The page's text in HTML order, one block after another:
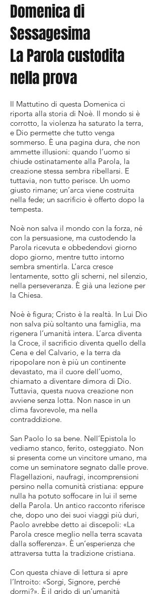
Domenica di
Sessagesima
La Parola custodita
nella prova
Il Mattutino di questa Domenica ci
riporta alla storia di Noè. Il mondo si è
corrotto, la violenza ha saturato la terra,
e Dio permette che tutto venga
sommerso. È una pagina dura, che non
ammette illusioni: quando l’uomo si
chiude ostinatamente alla Parola, la
creazione stessa sembra ribellarsi. E
tuttavia, non tutto perisce. Un uomo
giusto rimane; un’arca viene costruita
nella fede; un sacrificio è offerto dopo la
tempesta.
Noè non salva il mondo con la forza, né
con la persuasione, ma custodendo la
Parola ricevuta e obbedendovi giorno
dopo giorno, mentre tutto intorno
sembra smentirla. L’arca cresce
lentamente, sotto gli scherni, nel silenzio,
nella perseveranza. È già una lezione per
la Chiesa.
Noè è figura; Cristo è la realtà. In Lui Dio
non salva più soltanto una famiglia, ma
rigenera l’umanità intera. L’arca diventa
la Croce, il sacrificio diventa quello della
Cena e del Calvario, e la terra da
ripopolare non è più un continente
devastato, ma il cuore dell’uomo,
chiamato a diventare dimora di Dio.
Tuttavia, questa nuova creazione non
avviene senza lotta. Non nasce in un
clima favorevole, ma nella
contraddizione.
San Paolo lo sa bene. Nell’Epistola lo
vediamo stanco, ferito, osteggiato. Non
si presenta come un vincitore umano, ma
come un seminatore segnato dalle prove.
Flagellazioni, naufragi, incomprensioni
persino nella comunità cristiana: eppure
nulla ha potuto soffocare in lui il seme
della Parola. Un antico racconto riferisce
che, dopo uno dei suoi viaggi più duri,
Paolo avrebbe detto ai discepoli: «La
Parola cresce meglio nella terra scavata
dalla sofferenza». È un’esperienza che
attraversa tutta la tradizione cristiana.
Con questa chiave di lettura si apre
l’Introito: «Sorgi, Signore, perché
dormi?». È il grido di un’umanità